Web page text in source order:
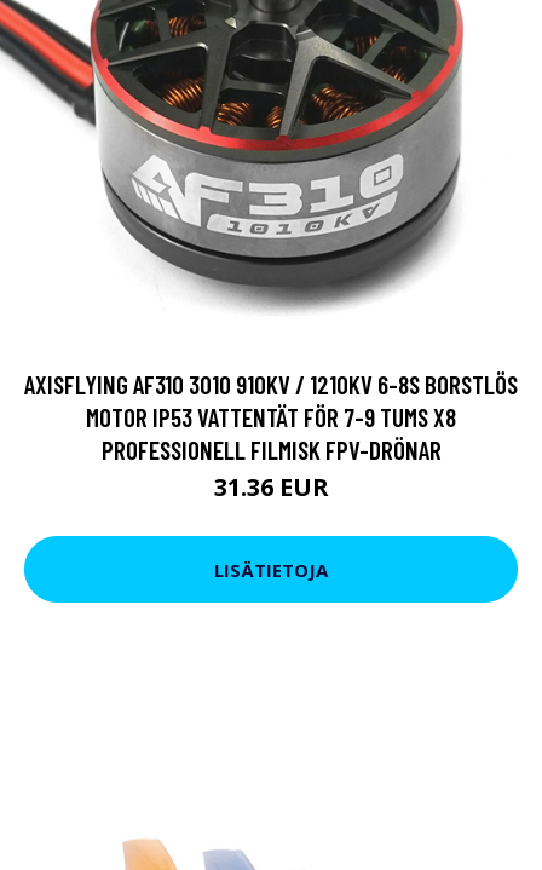
AXISFLYING AF310 3010 910KV / 1210KV 6-8S BORSTLÖS
MOTOR IP53 VATTENTÄT FÖR 7-9 TUMS X8
PROFESSIONELL FILMISK FPV-DRÖNAR
31.36 EUR
LISÄTIETOJA